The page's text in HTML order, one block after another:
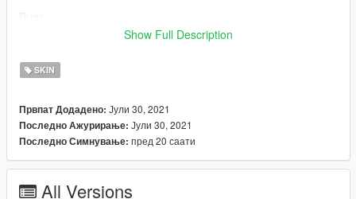
Havent found any but please say if there are,
Credits to GSC Game World and ANOMALY
Show Full Description
SKIN
Првпат Додадено: Јули 30, 2021
Последно Ажурирање: Јули 30, 2021
Последно Симнување: пред 20 саати
All Versions